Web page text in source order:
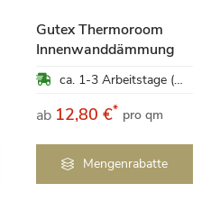
Gutex Thermoroom
Innenwanddämmung
ca. 1-3 Arbeitstage (Mo-Fr)
ab 12,80 €* pro qm
Mengenrabatte